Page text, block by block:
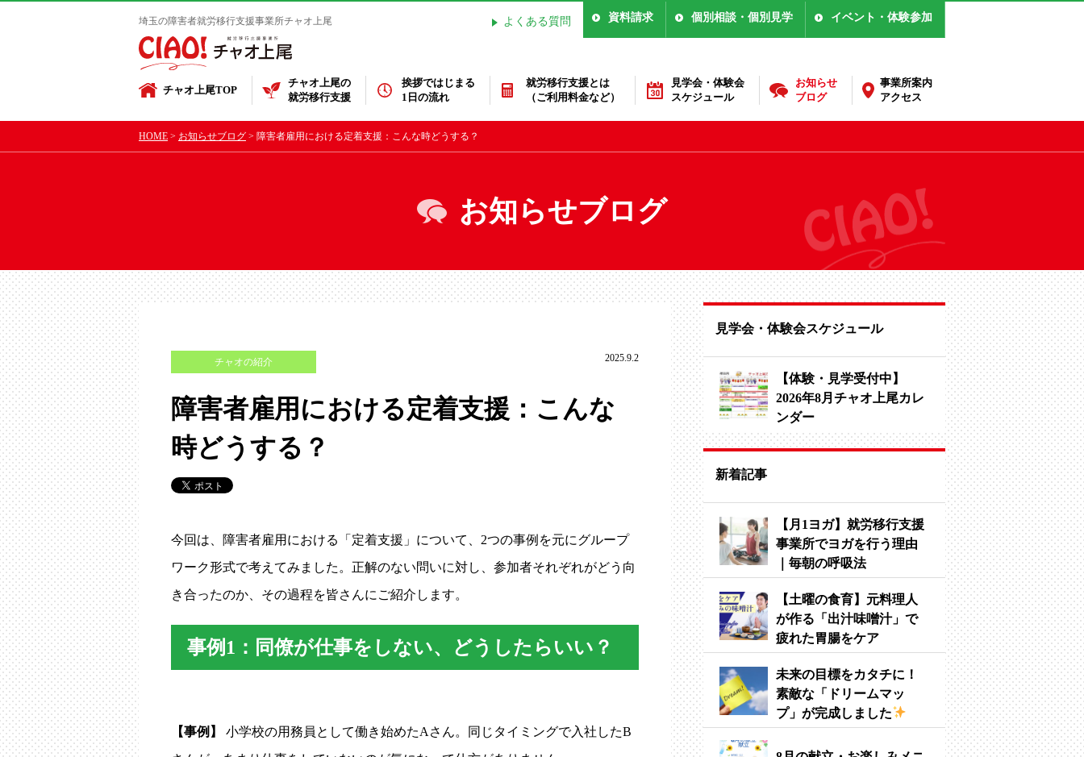
埼玉の障害者就労移行支援事業所チャオ上尾 よくある質問 資料請求 個別相談・個別見学 イベント・体験参加
チャオ上尾TOP
チャオ上尾の
就労移行支援
挨拶ではじまる
1日の流れ
就労移行支援とは
（ご利用料金など）
見学会・体験会
スケジュール
お知らせ
ブログ
事業所案内
アクセス
HOME お知らせブログ 障害者雇用における定着支援：こんな時どうする？
お知らせブログ
チャオの紹介 2025.9.2
障害者雇用における定着支援：こんな
時どうする？
今回は、障害者雇用における「定着支援」について、2つの事例を元にグループ
ワーク形式で考えてみました。正解のない問いに対し、参加者それぞれがどう向
き合ったのか、その過程を皆さんにご紹介します。
事例1：同僚が仕事をしない、どうしたらいい？
【事例】
小学校の用務員として働き始めたAさん。同じタイミングで入社したB
見学会・体験会スケジュール
【体験・見学受付中】
2026年8月チャオ上尾カレ
ンダー
新着記事
【月1ヨガ】就労移行支援
事業所でヨガを行う理由
｜毎朝の呼吸法
【土曜の食育】元料理人
が作る「出汁味噌汁」で
疲れた胃腸をケア
未来の目標をカタチに！
素敵な「ドリームマッ
プ」が完成しました